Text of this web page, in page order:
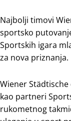
Najbolji timovi
sportsko
Sportskih igara
za nova priznanja.
Wiener
kao partneri
rukometnog